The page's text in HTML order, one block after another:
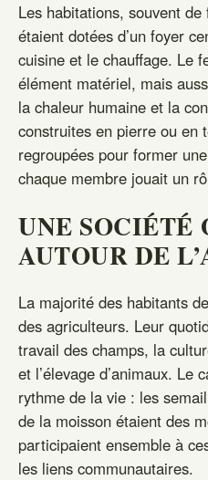
Les habitations, souvent
étaient dotées d’un foyer
cuisine et le chauffage. Le
élément matériel, mais
la chaleur humaine et la
construites en pierre ou en
regroupées pour former
chaque membre jouait un
UNE SOCIÉTÉ
AUTOUR DE
La majorité des habitants
des agriculteurs. Leur
travail des champs, la
et l’élevage d’animaux. Le
rythme de la vie : les
de la moisson étaient des
participaient ensemble à
les liens communautaires.